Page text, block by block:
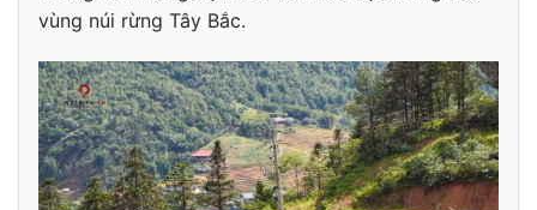
vùng núi rừng Tây Bắc.